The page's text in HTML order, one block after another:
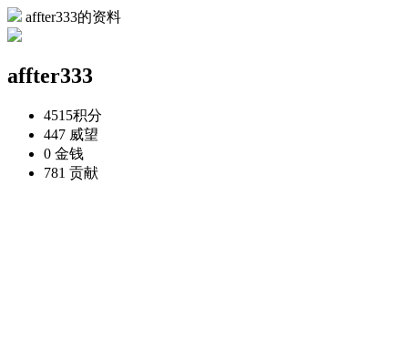
affter333的资料
affter333
4515积分
447 威望
0 金钱
781 贡献